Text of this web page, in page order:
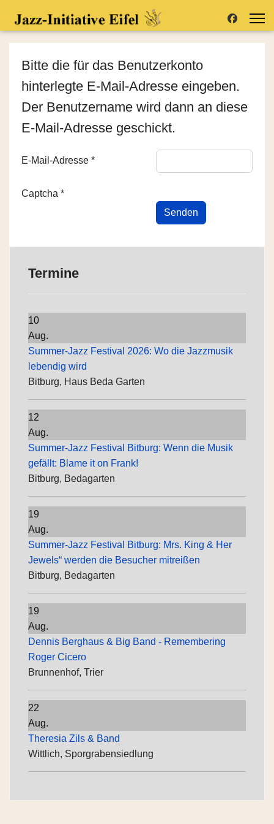
Bitte die für das Benutzerkonto
hinterlegte E-Mail-Adresse eingeben.
Der Benutzername wird dann an diese
E-Mail-Adresse geschickt.
E-Mail-Adresse *
Captcha *
Senden
Termine
10
Aug.
Summer-Jazz Festival 2026: Wo die Jazzmusik
lebendig wird
Bitburg, Haus Beda Garten
12
Aug.
Summer-Jazz Festival Bitburg: Wenn die Musik
gefällt: Blame it on Frank!
Bitburg, Bedagarten
19
Aug.
Summer-Jazz Festival Bitburg: Mrs. King & Her
Jewels“ werden die Besucher mitreißen
Bitburg, Bedagarten
19
Aug.
Dennis Berghaus & Big Band - Remembering
Roger Cicero
Brunnenhof, Trier
22
Aug.
Theresia Zils & Band
Wittlich, Sporgrabensiedlung